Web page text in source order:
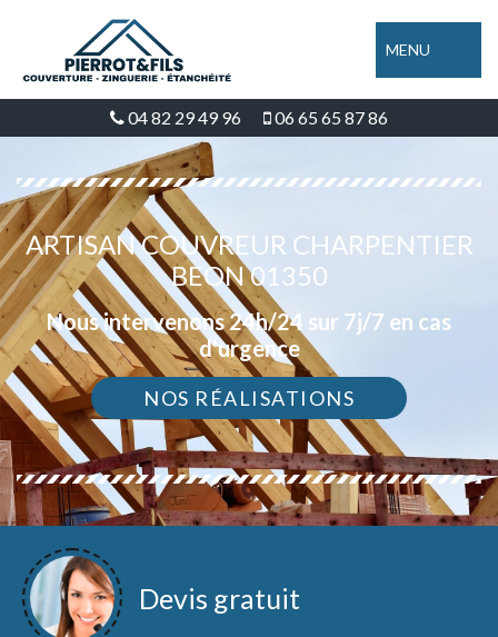
MENU
04 82 29 49 96 06 65 65 87 86
ARTISAN COUVREUR CHARPENTIER
BEON 01350
Nous intervenons 24h/24 sur 7j/7 en cas
d'urgence
NOS RÉALISATIONS
Devis gratuit